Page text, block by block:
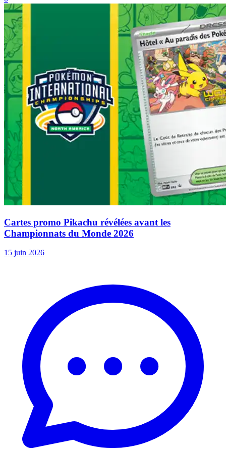
Cartes promo Pikachu révélées avant les
Championnats du Monde 2026
15 juin 2026